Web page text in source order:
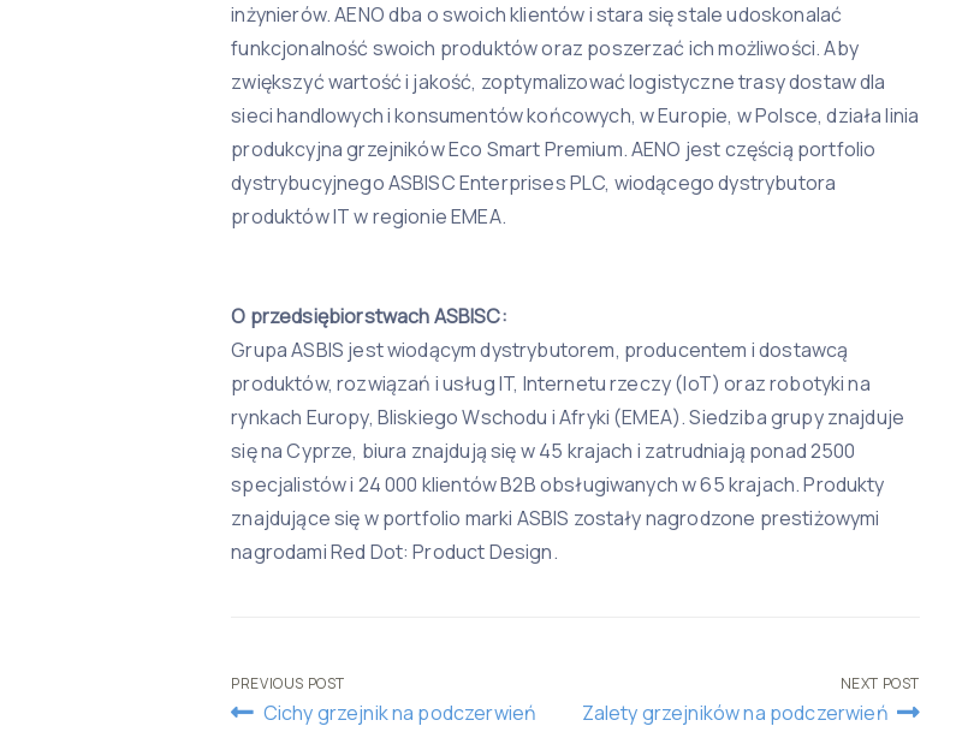
inżynierów. AENO dba o swoich klientów i stara się stale udoskonalać
funkcjonalność swoich produktów oraz poszerzać ich możliwości. Aby
zwiększyć wartość i jakość, zoptymalizować logistyczne trasy dostaw dla
sieci handlowych i konsumentów końcowych, w Europie, w Polsce, działa linia
produkcyjna grzejników Eco Smart Premium. AENO jest częścią portfolio
dystrybucyjnego ASBISC Enterprises PLC, wiodącego dystrybutora
produktów IT w regionie EMEA.
O przedsiębiorstwach ASBISC:
Grupa ASBIS jest wiodącym dystrybutorem, producentem i dostawcą
produktów, rozwiązań i usług IT, Internetu rzeczy (IoT) oraz robotyki na
rynkach Europy, Bliskiego Wschodu i Afryki (EMEA). Siedziba grupy znajduje
się na Cyprze, biura znajdują się w 45 krajach i zatrudniają ponad 2500
specjalistów i 24 000 klientów B2B obsługiwanych w 65 krajach. Produkty
znajdujące się w portfolio marki ASBIS zostały nagrodzone prestiżowymi
nagrodami Red Dot: Product Design.
Post
PREVIOUS POST
Cichy grzejnik na podczerwień
NEXT POST
Zalety grzejników na podczerwień